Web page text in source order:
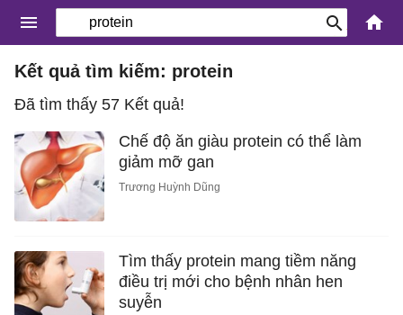
Kết quả tìm kiếm: protein
Đã tìm thấy 57 Kết quả!
Chế độ ăn giàu protein có thể làm
giảm mỡ gan
Trương Huỳnh Dũng
Tìm thấy protein mang tiềm năng
điều trị mới cho bệnh nhân hen
suyễn